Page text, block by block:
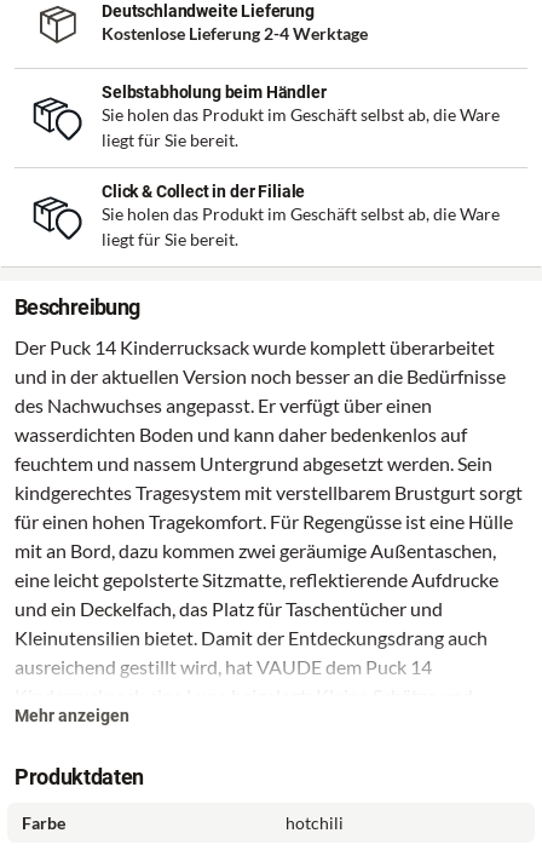
Deutschlandweite Lieferung
Kostenlose Lieferung 2-4 Werktage
Selbstabholung beim Händler
Sie holen das Produkt im Geschäft selbst ab, die Ware
liegt für Sie bereit.
Click & Collect in der Filiale
Sie holen das Produkt im Geschäft selbst ab, die Ware
liegt für Sie bereit.
Beschreibung
Der Puck 14 Kinderrucksack wurde komplett überarbeitet
und in der aktuellen Version noch besser an die Bedürfnisse
des Nachwuchses angepasst. Er verfügt über einen
wasserdichten Boden und kann daher bedenkenlos auf
feuchtem und nassem Untergrund abgesetzt werden. Sein
kindgerechtes Tragesystem mit verstellbarem Brustgurt sorgt
für einen hohen Tragekomfort. Für Regengüsse ist eine Hülle
mit an Bord, dazu kommen zwei geräumige Außentaschen,
eine leicht gepolsterte Sitzmatte, reflektierende Aufdrucke
und ein Deckelfach, das Platz für Taschentücher und
Kleinutensilien bietet. Damit der Entdeckungsdrang auch
ausreichend gestillt wird, hat VAUDE dem Puck 14
andere Dinge, die unterwegs gefunden werden, können
werden. Somit ist der geräumige Puck 14 ein echtes
Universalgenie für den Waldkindergarten, Wanderurlaub und
Mehr anzeigen
Produktdaten
Farbe
hotchili